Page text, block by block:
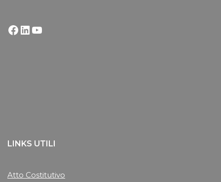
LINKS UTILI
Atto Costitutivo